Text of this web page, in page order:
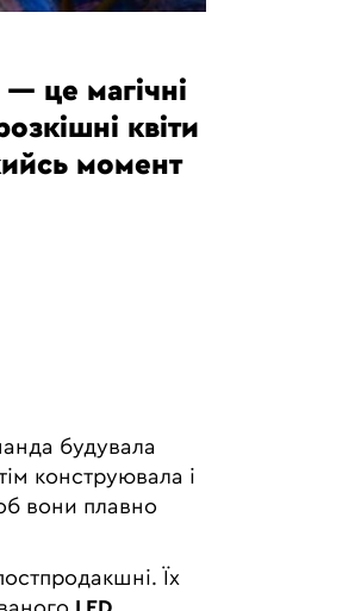
це магічні
квіти
момент
будувала
конструювала і
вони плавно
Їх